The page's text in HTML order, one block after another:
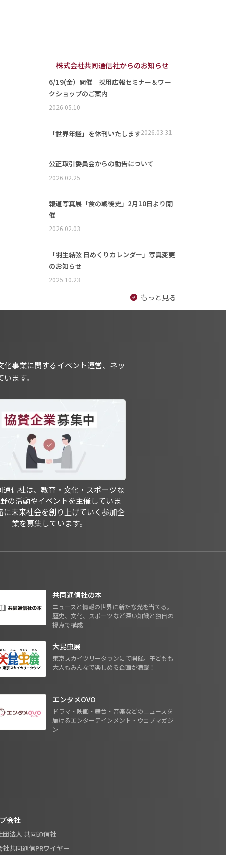
株式会社共同通信社からのお知らせ
6/19(金）開催 採用広報セミナー＆ワー
クショップのご案内
2026.05.10
「世界年鑑」を休刊いたします2026.03.31
公正取引委員会からの勧告について
2026.02.25
報道写真展「食の戦後史」2月10日より開
催
2026.02.03
「羽生結弦 日めくりカレンダー」写真変更
のお知らせ
2025.10.23
もっと見る
事業に関するイベント運営、ネッ
ます。
通信社は、教育・文化・スポーツな
の活動やイベントを主催していま
に未来社会を創り上げていく参加企
業を募集しています。
共同通信社の本
ニュースと情報の世界に新たな光を当てる。
歴史、文化、スポーツなど深い知識と独自の
視点で構成
大昆虫展
東京スカイツリータウンにて開催。子どもも
大人もみんなで楽しめる企画が満載！
エンタメOVO
ドラマ・映画・舞台・音楽などのニュースを
届けるエンターテインメント・ウェブマガジ
ン
会社
団法人 共同通信社
社共同通信PRワイヤー